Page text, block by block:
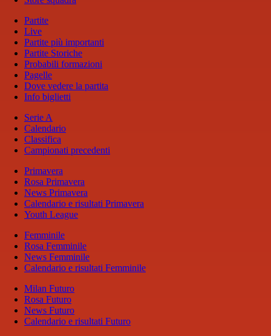
Partite
Live
Partite più importanti
Partite Storiche
Probabili formazioni
Pagelle
Dove vedere la partita
Info biglietti
Serie A
Calendario
Classifica
Campionati precedenti
Primavera
Rosa Primavera
News Primavera
Calendario e risultati Primavera
Youth League
Femminile
Rosa Femminile
News Femminile
Calendario e risultati Femminile
Milan Futuro
Rosa Futuro
News Futuro
Calendario e risultati Futuro